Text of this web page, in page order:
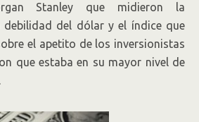
Stanley que midieron la
debilidad del dólar y el índice que
el apetito de los inversionistas
que estaba en su mayor nivel de